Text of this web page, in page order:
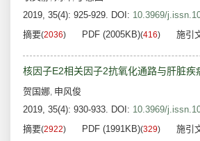
2019, 35(4): 925-929. DOI: 10.3969/
摘要(2036) PDF (2005KB)(416) 施引
核因子E2相关因子2抗氧化通路与肝脏疾
贺国娜, 申风俊
2019, 35(4): 930-933. DOI: 10.3969/
摘要(2922) PDF (1991KB)(329) 施引